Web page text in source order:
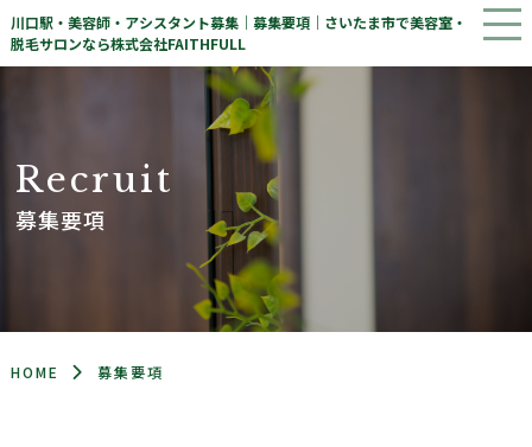
川口駅・美容師・アシスタント募集｜募集要項｜さいたま市で美容室・
脱毛サロンなら株式会社FAITHFULL
Recruit
募集要項
HOME 募集要項